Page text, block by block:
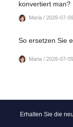
konvertiert man?
Maria / 2026-07-09
So ersetzen Sie
Maria / 2026-07-09
Erhalten Sie die